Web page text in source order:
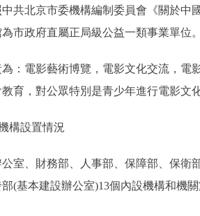
北京市委機構編制委員會《關於中國
市政府直屬正局級公益一類事業單位
電影藝術博覽，電影文化交流，電影
育，對公眾特別是青少年進行電影文
設置情況
、財務部、人事部、保障部、保衛部
(基本建設辦公室)13個內設機構和機